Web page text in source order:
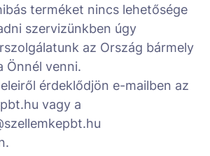
terméket nincs lehetősége
szervizünkben úgy
az Ország bármely
Önnél venni.
érdeklődjön e-mailben az
vagy a